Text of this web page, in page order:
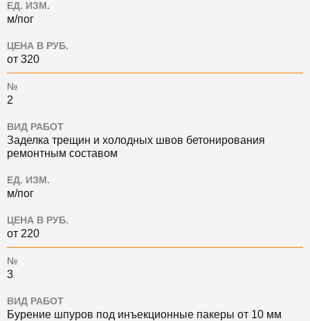
ЕД. ИЗМ.
м/пог
ЦЕНА В РУБ.
от 320
№
2
ВИД РАБОТ
Заделка трещин и холодных швов бетонирования
ремонтным составом
ЕД. ИЗМ.
м/пог
ЦЕНА В РУБ.
от 220
№
3
ВИД РАБОТ
Бурение шпуров под инъекционные пакеры от 10 мм